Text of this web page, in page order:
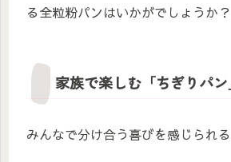
る全粒粉パンはいかがでしょうか？
家族で楽しむ「ちぎりパン
みんなで分け合う喜びを感じられる